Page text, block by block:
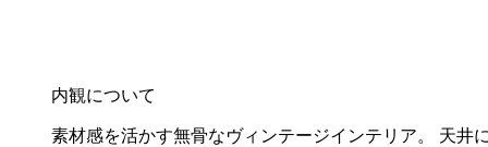
内観について
素材感を活かす無骨なヴィンテージインテリア。 天井